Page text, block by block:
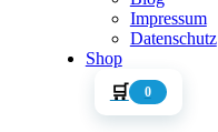
Impressum
Datenschutz
Shop
🛒 0